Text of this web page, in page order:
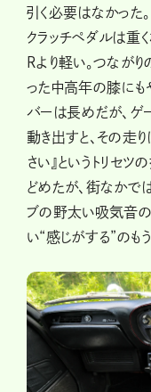
引く必要はなかった。
クラッチペダルは重
Rより軽い。つなが
った中高年の膝にも
バーは長めだが、ゲ
動き出すと、その走
さい』というトリセ
どめたが、街なかで
ブの野太い吸気音の
い“感じがする”のもう